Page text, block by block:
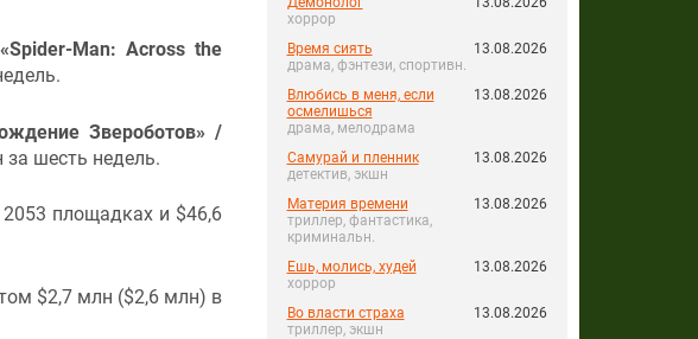
хоррор
Время сиять
драма, фэнтези, спортивн.
13.08.2026
Влюбись в меня, если
осмелишься
драма, мелодрама
13.08.2026
Самурай и пленник
детектив, экшн
13.08.2026
Материя времени
триллер, фантастика,
криминальн.
13.08.2026
Ешь, молись, худей
хоррор
13.08.2026
Во власти страха
триллер, экшн
13.08.2026
Man: Across the
Звероботов» /
за шесть недель.
площадках и $46,6
$2,7 млн ($2,6 млн) в